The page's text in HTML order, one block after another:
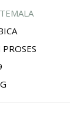
PROSES